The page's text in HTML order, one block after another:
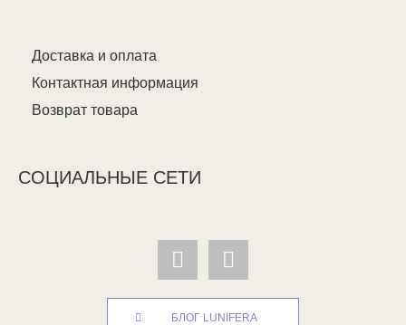
Доставка и оплата
Контактная информация
Возврат товара
СОЦИАЛЬНЫЕ СЕТИ
БЛОГ LUNIFERA